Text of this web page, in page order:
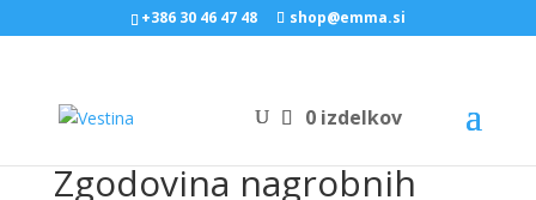
+386 30 46 47 48 shop@emma.si
0 izdelkov
Zgodovina nagrobnih